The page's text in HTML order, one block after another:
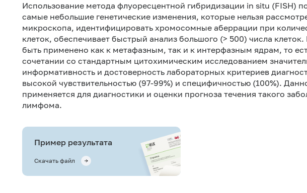
Использование метода флуоресцентной гибридизации in situ (FISH)
самые небольшие генетические изменения, которые нельзя
микроскопа, идентифицировать хромосомные аберрации при
клеток, обеспечивает быстрый анализ большого (> 500) числа
быть применено как к метафазным, так и к интерфазным ядрам, то
сочетании со стандартным цитохимическим исследованием
информативность и достоверность лабораторных критериев
высокой чувствительностью (97-99%) и специфичностью (100%).
применяется для диагностики и оценки прогноза течения такого
лимфома.
Пример результата
Скачать файл